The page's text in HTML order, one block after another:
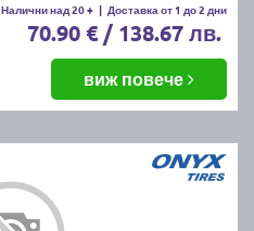
Налични над 20 + | Доставка от 1 до 2 дни
70.90 € / 138.67 лв.
виж повече